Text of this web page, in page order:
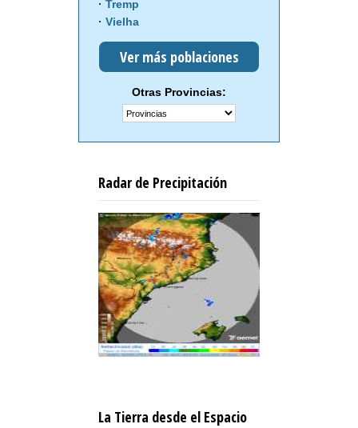
Tremp
Vielha
Ver más poblaciones
Otras Provincias:
Radar de Precipitación
La Tierra desde el Espacio